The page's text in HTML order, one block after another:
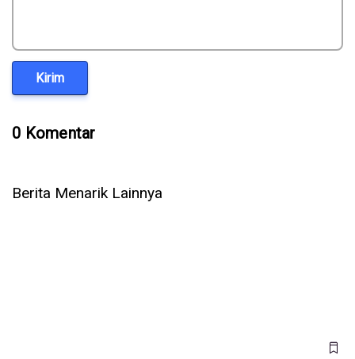
Kirim
0 Komentar
Berita Menarik Lainnya